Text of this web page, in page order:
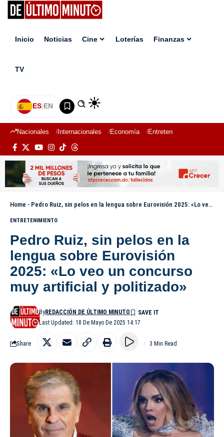
Inicio Noticias Cine Loterías Finanzas
TV
ES|EN
Nacionales Internacionales Economía Entretenimiento
Home - Pedro Ruiz, sin pelos en la lengua sobre Eurovisión 2025: «Lo veo un concurso muy artificial y politizado»
ENTRETENIMIENTO
Pedro Ruiz, sin pelos en la
lengua sobre Eurovisión
2025: «Lo veo un concurso
muy artificial y politizado»
Last Updated: 18 De Mayo De 2025 14:17
ByREDACCIÓN DE ÚLTIMO MINUTO
Share 3 Min Read